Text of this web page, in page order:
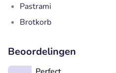
Pastrami
Brotkorb
Beoordelingen